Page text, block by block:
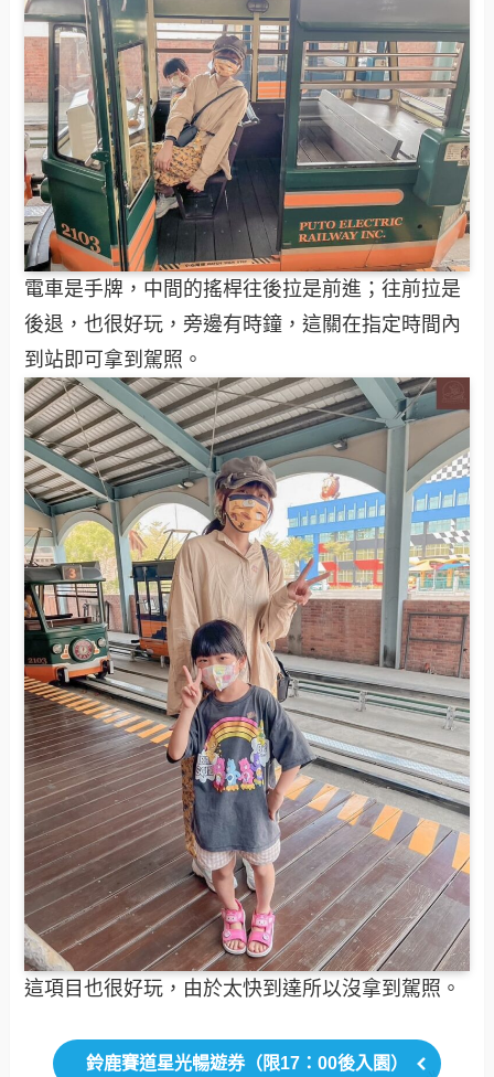
電車是手牌，中間的搖桿往後拉是前進；往前拉是
後退，也很好玩，旁邊有時鐘，這關在指定時間內
到站即可拿到駕照。
這項目也很好玩，由於太快到達所以沒拿到駕照。
鈴鹿賽道星光暢遊券（限17：00後入園）